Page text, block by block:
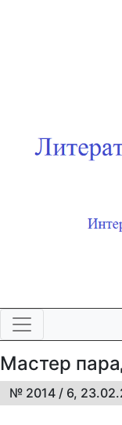
Мастер
№ 2014 / 6,